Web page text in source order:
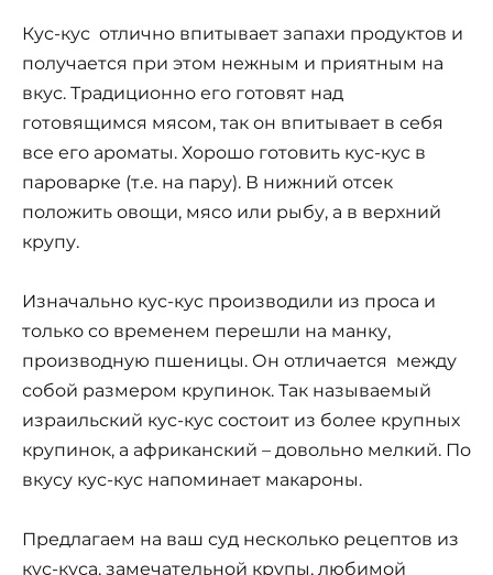
Кус-кус отлично впитывает запахи продуктов и
получается при этом нежным и приятным на
вкус. Традиционно его готовят над
готовящимся мясом, так он впитывает в себя
все его ароматы. Хорошо готовить кус-кус в
пароварке (т.е. на пару). В нижний отсек
положить овощи, мясо или рыбу, а в верхний
крупу.
Изначально кус-кус производили из проса и
только со временем перешли на манку,
производную пшеницы. Он отличается между
собой размером крупинок. Так называемый
израильский кус-кус состоит из более крупных
крупинок, а африканский – довольно мелкий. По
вкусу кус-кус напоминает макароны.
Предлагаем на ваш суд несколько рецептов из
кус-куса, замечательной крупы, любимой